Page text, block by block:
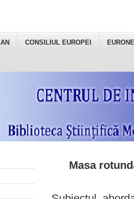
CONSILIUL EUROPEI
Masa